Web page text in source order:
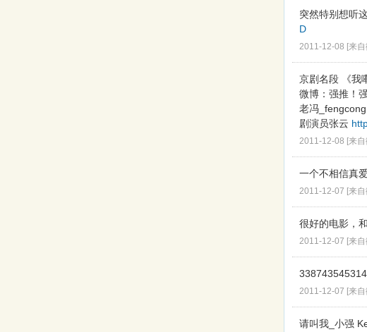
突然特别想听
D
2011-12-08 [来自
京剧名段 《我
微博：强推！
老冯
剧演员张云
2011-12-08 [来自
一个不相信真
2011-12-07 [来自
很好的电影，
2011-12-07 [来自
2011-12-07 [来自
请叫我_小强